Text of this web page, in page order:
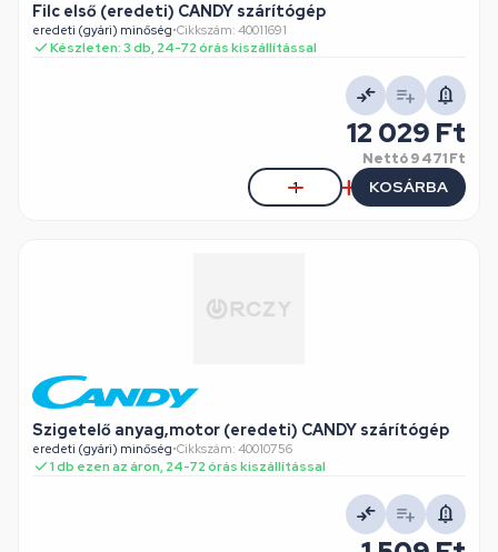
Filc első (eredeti) CANDY szárítógép
eredeti (gyári) minőség•Cikkszám: 40011691
Készleten: 3 db, 24-72 órás kiszállítással
12 029 Ft
Nettó9 471 Ft
KOSÁRBA
Szigetelő anyag,motor (eredeti) CANDY szárítógép
eredeti (gyári) minőség•Cikkszám: 40010756
1 db ezen az áron, 24-72 órás kiszállítással